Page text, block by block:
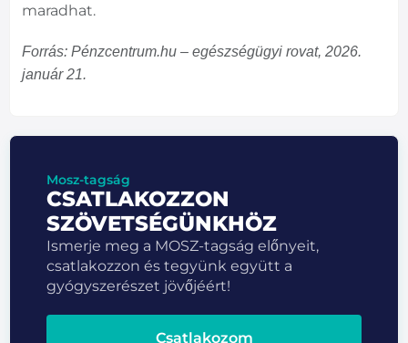
maradhat.
Forrás: Pénzcentrum.hu – egészségügyi rovat, 2026.
január 21.
Mosz-tagság
CSATLAKOZZON
SZÖVETSÉGÜNKHÖZ
Ismerje meg a MOSZ-tagság előnyeit,
csatlakozzon és tegyünk együtt a
gyógyszerészet jövőjéért!
Csatlakozom